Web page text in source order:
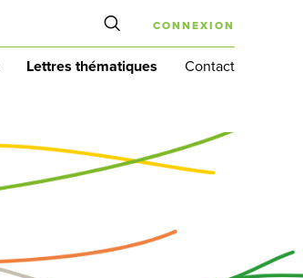
Lettres thématiques Contact
CONNEXION